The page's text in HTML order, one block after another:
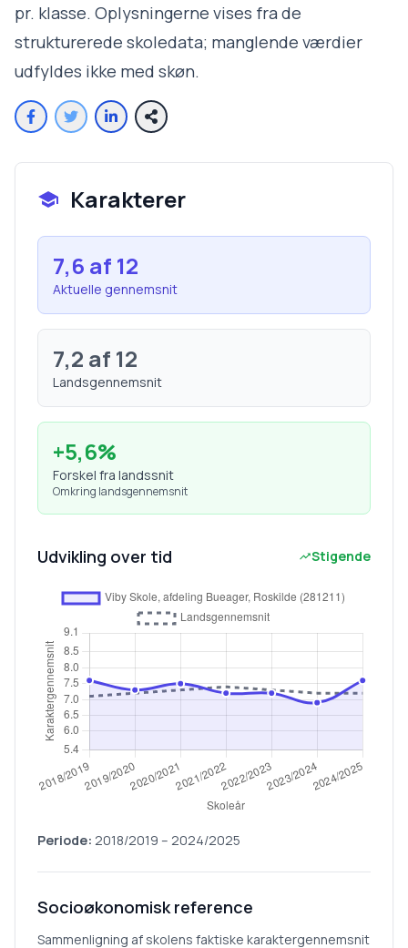
pr. klasse. Oplysningerne vises fra de
strukturerede skoledata; manglende værdier
udfyldes ikke med skøn.
Karakterer
7,6 af 12
Aktuelle gennemsnit
7,2 af 12
Landsgennemsnit
+5,6%
Forskel fra landssnit
Omkring landsgennemsnit
Udvikling over tid Stigende
Periode: 2018/2019 – 2024/2025
Socioøkonomisk reference
Sammenligning af skolens faktiske karaktergennemsnit